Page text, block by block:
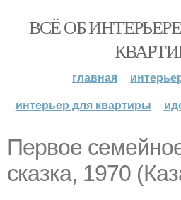
ВСЁ ОБ
главная
интерьер для квартиры
Первое
сказка, 1970